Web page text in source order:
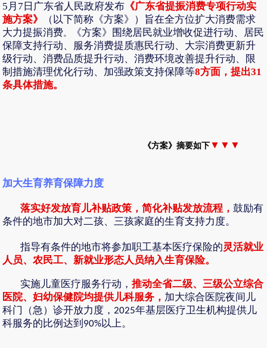
5月7日广东省人民政府发布 《广东省提振消费专项行动实
施方案》
（以下简称《方案》）旨在全方位扩大消费需求
大力提振消费。
《方案》围绕居民就业增收促进行动、居民
保障支持行动、服务消费提质惠民行动、大宗消费更新升
级行动、消费品质提升行动、消费环境改善提升行动、限
制措施清理优化行动、加强政策支持保障等8方面，提出31
条具体措施。
《方案》摘要如下 ▼▼▼
加大生育养育保障力度
落实好发放育儿补贴政策，简化补贴发放流程，鼓励有
条件的地市加大对二孩、三孩家庭的生育支持力度。
指导有条件的地市将参加职工基本医疗保险的灵活就业
人员、农民工、新就业形态人员纳入生育保险。
实施儿童医疗服务行动，推动全省二级、三级公立综合
医院、妇幼保健院均提供儿科服务， 加大综合医院夜间儿
科门（急）诊开放力度，2025年基层医疗卫生机构提供儿
科服务的比例达到 90%以上。